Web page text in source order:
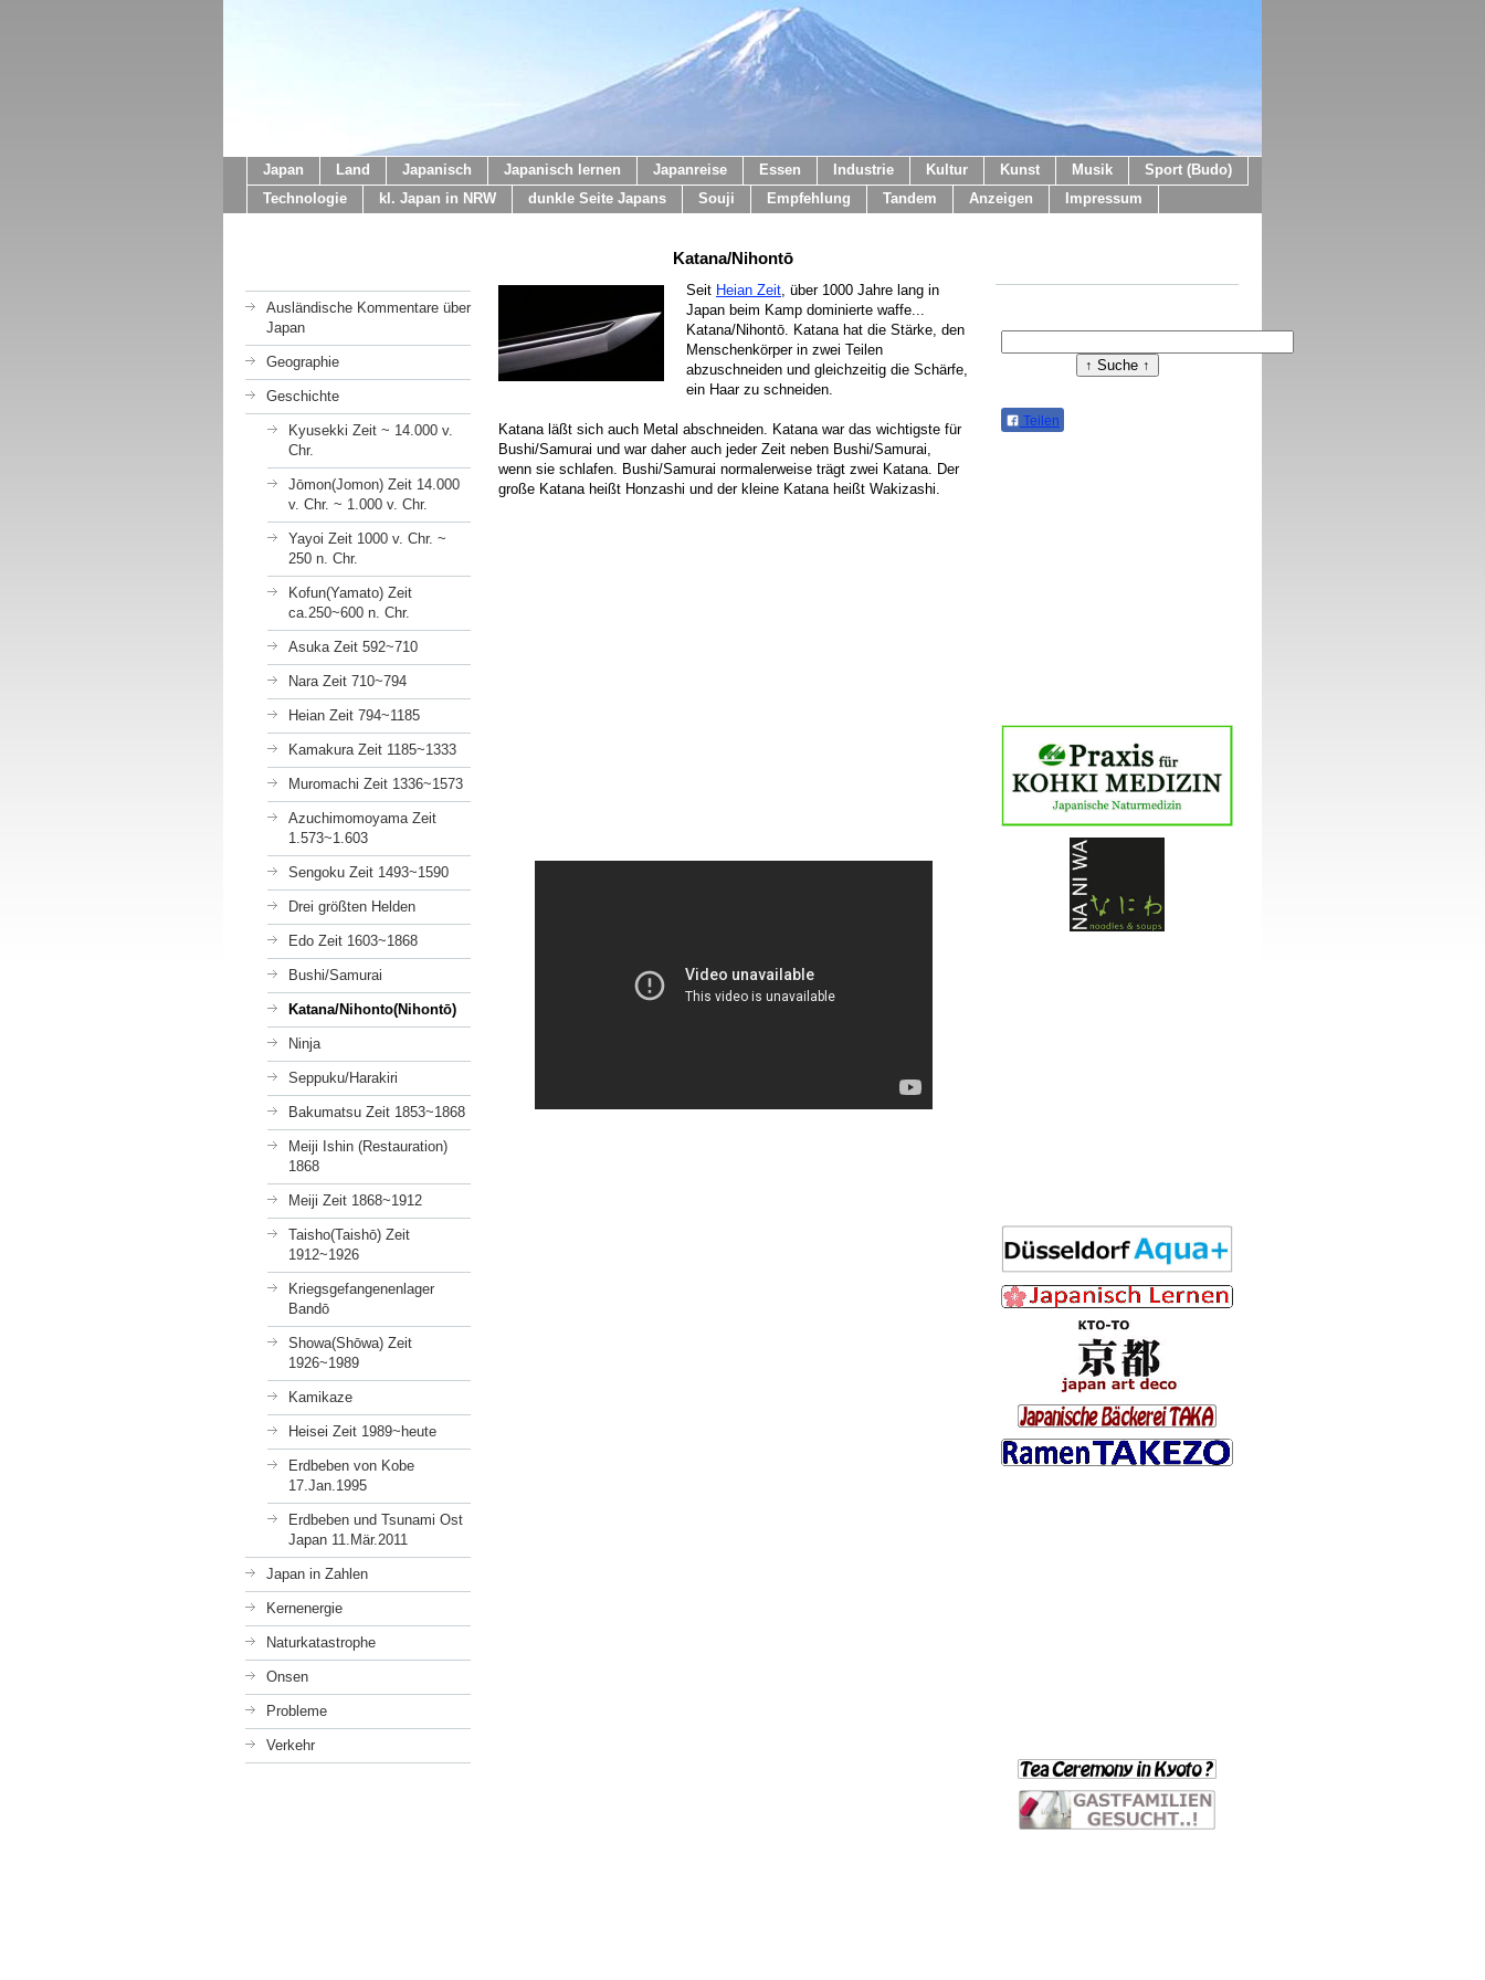
Japan Land Japanisch Japanisch lernen Japanreise Essen Industrie Kultur Kunst Musik
Sport (Budo)
Technologie
kl. Japan in NRW dunkle Seite Japans Souji Empfehlung Tandem Anzeigen Impressum
Ausländische Kommentare über
Japan
Geographie
Geschichte
Kyusekki Zeit ~ 14.000 v.
Chr.
Jōmon(Jomon) Zeit 14.000
v. Chr. ~ 1.000 v. Chr.
Yayoi Zeit 1000 v. Chr. ~
250 n. Chr.
Kofun(Yamato) Zeit
ca.250~600 n. Chr.
Asuka Zeit 592~710
Nara Zeit 710~794
Heian Zeit 794~1185
Kamakura Zeit 1185~1333
Muromachi Zeit 1336~1573
Azuchimomoyama Zeit
1.573~1.603
Sengoku Zeit 1493~1590
Drei größten Helden
Edo Zeit 1603~1868
Bushi/Samurai
Katana/Nihonto(Nihontō)
Ninja
Seppuku/Harakiri
Bakumatsu Zeit 1853~1868
Meiji Ishin (Restauration)
1868
Meiji Zeit 1868~1912
Taisho(Taishō) Zeit
1912~1926
Kriegsgefangenenlager
Bandō
Showa(Shōwa) Zeit
1926~1989
Kamikaze
Heisei Zeit 1989~heute
Erdbeben von Kobe
17.Jan.1995
Erdbeben und Tsunami Ost
Japan 11.Mär.2011
Japan in Zahlen
Kernenergie
Naturkatastrophe
Onsen
Probleme
Verkehr
Katana/Nihontō
Seit Heian Zeit, über 1000 Jahre lang in
Japan beim Kamp dominierte waffe...
Katana/Nihontō. Katana hat die Stärke, den
Menschenkörper in zwei Teilen
abzuschneiden und gleichzeitig die Schärfe,
ein Haar zu schneiden.
Katana läßt sich auch Metal abschneiden. Katana war das wichtigste für
Bushi/Samurai und war daher auch jeder Zeit neben Bushi/Samurai,
wenn sie schlafen. Bushi/Samurai normalerweise trägt zwei Katana. Der
große Katana heißt Honzashi und der kleine Katana heißt Wakizashi.
Teilen